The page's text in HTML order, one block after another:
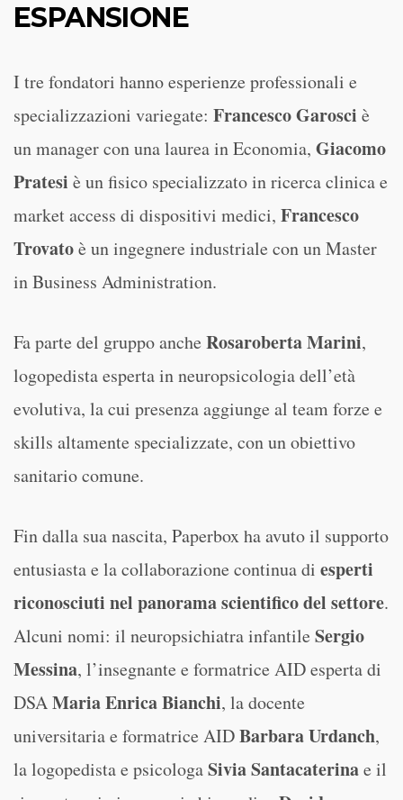
ESPANSIONE
I tre fondatori hanno esperienze professionali e
specializzazioni variegate: Francesco Garosci è
un manager con una laurea in Economia, Giacomo
Pratesi è un fisico specializzato in ricerca clinica e
market access di dispositivi medici, Francesco
Trovatoè un ingegnere industriale con un Master
in Business Administration.
Fa parte del gruppo anche Rosaroberta Marini,
logopedista esperta in neuropsicologia dell’età
evolutiva, la cui presenza aggiunge al team forze e
skills altamente specializzate, con un obiettivo
sanitario comune.
Fin dalla sua nascita, Paperbox ha avuto il supporto
entusiastae la collaborazione continua di esperti
riconosciuti nel panorama scientifico del settore.
Alcuni nomi: il neuropsichiatra infantile Sergio
Messina, l’insegnante e formatrice AID esperta di
DSAMaria Enrica Bianchi, la docente
universitaria e formatrice AIDBarbara Urdanch,
la logopedista e psicologaSivia Santacaterinae il